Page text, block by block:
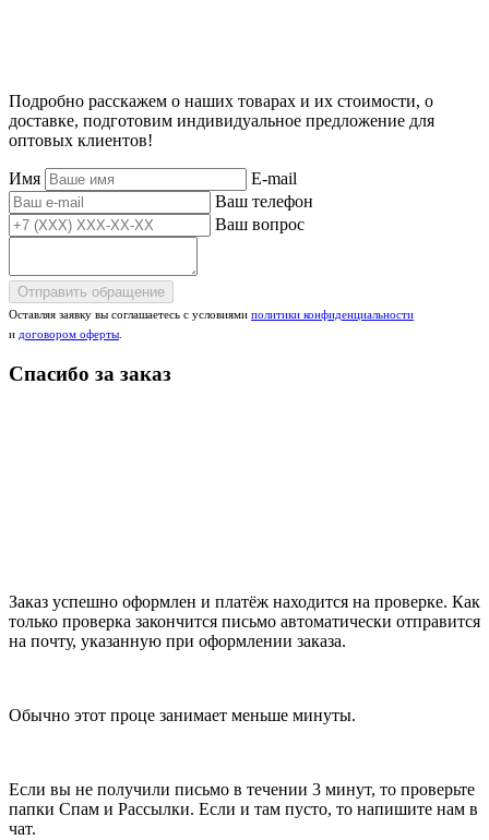
Подробно расскажем о наших товарах и их стоимости, о
доставке, подготовим индивидуальное предложение для
оптовых клиентов!
Имя
E-mail
Ваш телефон
Ваш вопрос
Отправить обращение
Оставляя заявку вы соглашаетесь с условиями политики конфиденциальности
и договором оферты
Спасибо за заказ
Заказ успешно оформлен и платёж находится на проверке. Как
только проверка закончится письмо автоматически отправится
на почту, указанную при оформлении заказа.
Обычно этот проце занимает меньше минуты.
Если вы не получили письмо в течении 3 минут, то проверьте
папки Спам и Рассылки. Если и там пусто, то напишите нам в
чат.